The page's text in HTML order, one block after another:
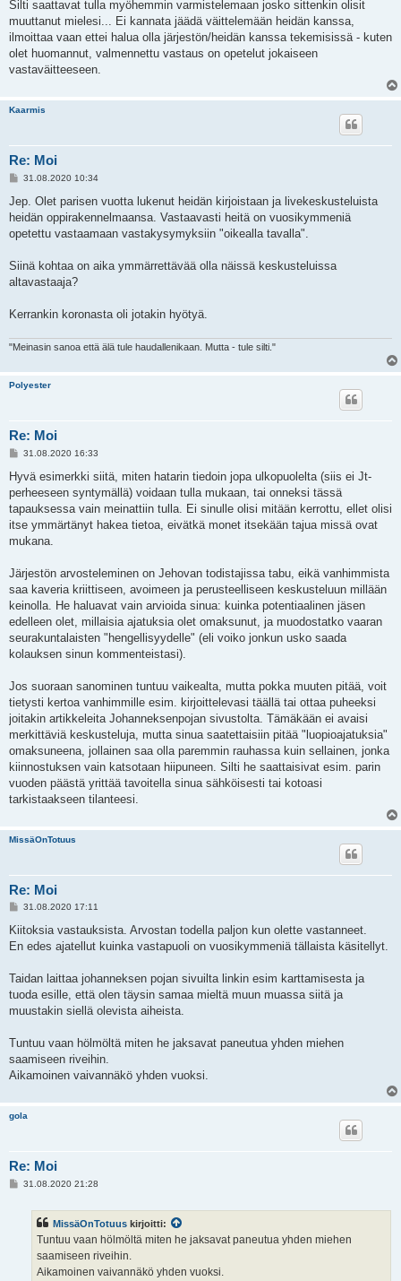
Silti saattavat tulla myöhemmin varmistelemaan josko sittenkin olisit
muuttanut mielesi... Ei kannata jäädä väittelemään heidän kanssa,
ilmoittaa vaan ettei halua olla järjestön/heidän kanssa tekemisissä - kuten
olet huomannut, valmennettu vastaus on opetelut jokaiseen
vastaväitteeseen.
Kaarmis
Re: Moi
V
e
s
t
i
31.08.2020 10:34
Jep. Olet parisen vuotta lukenut heidän kirjoistaan ja livekeskusteluista
heidän oppirakennelmaansa. Vastaavasti heitä on vuosikymmeniä
opetettu vastaamaan vastakysymyksiin "oikealla tavalla".
Siinä kohtaa on aika ymmärrettävää olla näissä keskusteluissa
altavastaaja?
Kerrankin koronasta oli jotakin hyötyä.
"Meinasin sanoa että älä tule haudallenikaan. Mutta - tule silti."
Polyester
Re: Moi
V
e
s
t
i
31.08.2020 16:33
Hyvä esimerkki siitä, miten hatarin tiedoin jopa ulkopuolelta (siis ei Jt-
perheeseen syntymällä) voidaan tulla mukaan, tai onneksi tässä
tapauksessa vain meinattiin tulla. Ei sinulle olisi mitään kerrottu, ellet olisi
itse ymmärtänyt hakea tietoa, eivätkä monet itsekään tajua missä ovat
mukana.
Järjestön arvosteleminen on Jehovan todistajissa tabu, eikä vanhimmista
saa kaveria kriittiseen, avoimeen ja perusteelliseen keskusteluun millään
keinolla. He haluavat vain arvioida sinua: kuinka potentiaalinen jäsen
edelleen olet, millaisia ajatuksia olet omaksunut, ja muodostatko vaaran
seurakuntalaisten "hengellisyydelle" (eli voiko jonkun usko saada
kolauksen sinun kommenteistasi).
Jos suoraan sanominen tuntuu vaikealta, mutta pokka muuten pitää, voit
tietysti kertoa vanhimmille esim. kirjoittelevasi täällä tai ottaa puheeksi
joitakin artikkeleita Johanneksenpojan sivustolta. Tämäkään ei avaisi
merkittäviä keskusteluja, mutta sinua saatettaisiin pitää "luopioajatuksia"
omaksuneena, jollainen saa olla paremmin rauhassa kuin sellainen, jonka
kiinnostuksen vain katsotaan hiipuneen. Silti he saattaisivat esim. parin
vuoden päästä yrittää tavoitella sinua sähköisesti tai kotoasi
tarkistaakseen tilanteesi.
MissäOnTotuus
Re: Moi
V
e
t
31.08.2020 17:11
Kiitoksia vastauksista. Arvostan todella paljon kun olette vastanneet.
En edes ajatellut kuinka vastapuoli on vuosikymmeniä tällaista käsitellyt.
Taidan laittaa johanneksen pojan sivuilta linkin esim karttamisesta ja
tuoda esille, että olen täysin samaa mieltä muun muassa siitä ja
muustakin siellä olevista aiheista.
Tuntuu vaan hölmöltä miten he jaksavat paneutua yhden miehen
saamiseen riveihin.
Aikamoinen vaivannäkö yhden vuoksi.
gola
Re: Moi
V31.08.2020 21:28
MissäOnTotuus kirjoitti:
Tuntuu vaan hölmöltä miten he jaksavat paneutua yhden miehen
saamiseen riveihin.
Aikamoinen vaivannäkö yhden vuoksi.